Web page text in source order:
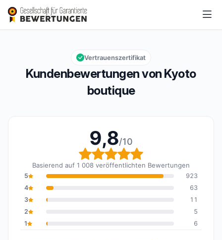
Kyoto boutique
Gesamtbewertung: 9,8 von 10
9,8/10
Kundenbewertungen von Kyoto
boutique
Vertrauenszertifikat
9,8/10
Gesamtbewertung: 9,8
Basierend auf 1 008 veröffentlichten Bewertungen
5
923
4
63
3
11
2
5
1
6